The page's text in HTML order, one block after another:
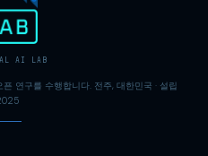
AI LAB
연구를 수행합니다. 전주, 대한민국 · 설립